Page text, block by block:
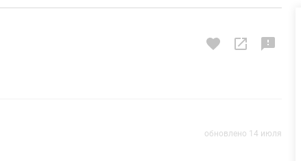
обновлено 14 июля